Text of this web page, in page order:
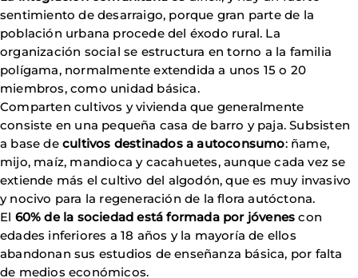
sentimiento de desarraigo, porque gran parte de la
población urbana procede del éxodo rural. La
organización social se estructura en torno a la familia
polígama, normalmente extendida a unos 15 o 20
miembros, como unidad básica.
Comparten cultivos y vivienda que generalmente
consiste en una pequeña casa de barro y paja. Subsisten
a base de cultivos destinados a autoconsumo: ñame,
mijo, maíz, mandioca y cacahuetes, aunque cada vez se
extiende más el cultivo del algodón, que es muy invasivo
y nocivo para la regeneración de la flora autóctona.
El 60% de la sociedad está formada por jóvenes con
edades inferiores a 18 años y la mayoría de ellos
abandonan sus estudios de enseñanza básica, por falta
de medios económicos.